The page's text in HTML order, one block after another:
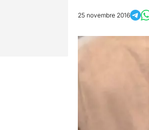
25 novembre 2016